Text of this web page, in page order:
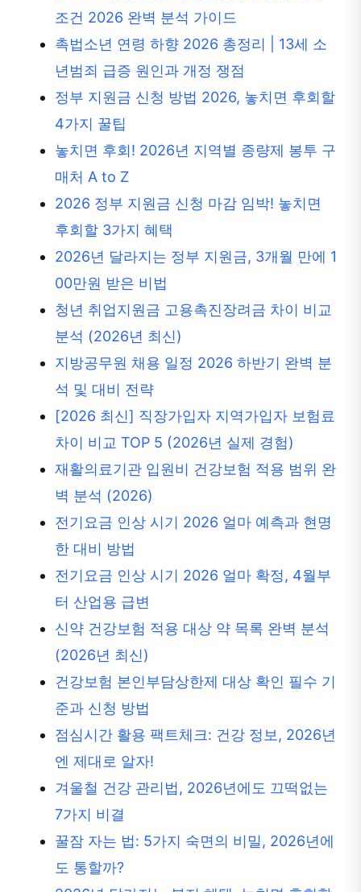
조건 2026 완벽 분석 가이드
촉법소년 연령 하향 2026 총정리 | 13세 소
년범죄 급증 원인과 개정 쟁점
정부 지원금 신청 방법 2026, 놓치면 후회할
4가지 꿀팁
놓치면 후회! 2026년 지역별 종량제 봉투 구
매처 A to Z
2026 정부 지원금 신청 마감 임박! 놓치면
후회할 3가지 혜택
2026년 달라지는 정부 지원금, 3개월 만에 1
00만원 받은 비법
청년 취업지원금 고용촉진장려금 차이 비교
분석 (2026년 최신)
지방공무원 채용 일정 2026 하반기 완벽 분
석 및 대비 전략
[2026 최신] 직장가입자 지역가입자 보험료
차이 비교 TOP 5 (2026년 실제 경험)
재활의료기관 입원비 건강보험 적용 범위 완
벽 분석 (2026)
전기요금 인상 시기 2026 얼마 예측과 현명
한 대비 방법
전기요금 인상 시기 2026 얼마 확정, 4월부
터 산업용 급변
신약 건강보험 적용 대상 약 목록 완벽 분석
(2026년 최신)
건강보험 본인부담상한제 대상 확인 필수 기
준과 신청 방법
점심시간 활용 팩트체크: 건강 정보, 2026년
엔 제대로 알자!
겨울철 건강 관리법, 2026년에도 끄떡없는
7가지 비결
꿀잠 자는 법: 5가지 숙면의 비밀, 2026년에
도 통할까?